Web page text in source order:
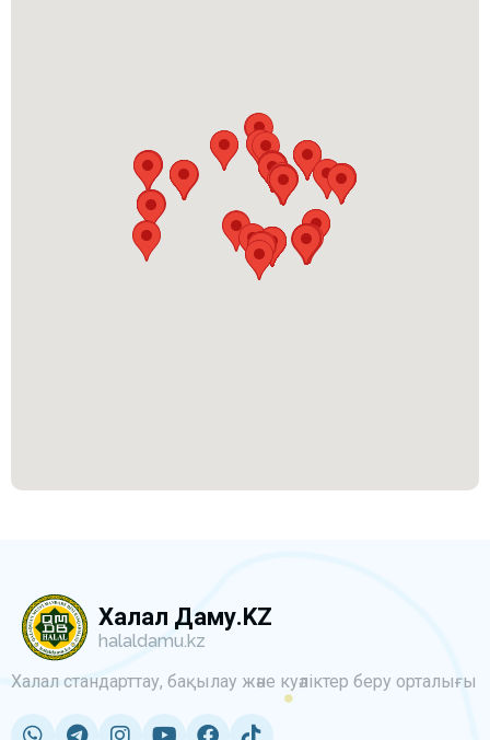
Халал Даму.KZ
halaldamu.kz
Халал стандарттау, бақылау және куәліктер беру орталығы